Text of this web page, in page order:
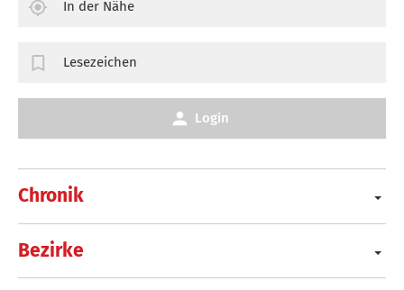
Chronik
Bezirke
In der Nähe
Lesezeichen
Login